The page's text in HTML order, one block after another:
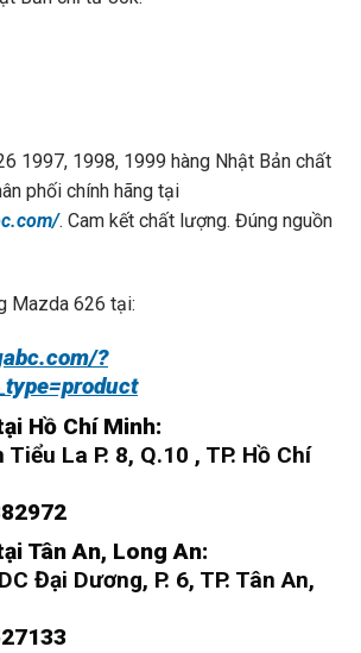
1997, 1998, 1999 hàng Nhật Bản chất
phối chính hãng tại
. Cam kết chất lượng. Đúng nguồn
Mazda 626 tại:
?
Hồ Chí Minh:
La P. 8, Q.10 , TP. Hồ Chí
Tân An, Long An:
Đại Dương, P. 6, TP. Tân An,